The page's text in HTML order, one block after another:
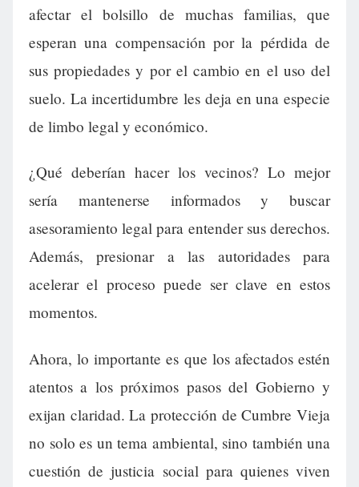
afectar el bolsillo de muchas familias, que
esperan una compensación por la pérdida de
sus propiedades y por el cambio en el uso del
suelo. La incertidumbre les deja en una especie
de limbo legal y económico.
¿Qué deberían hacer los vecinos? Lo mejor
sería mantenerse informados y buscar
asesoramiento legal para entender sus derechos.
Además, presionar a las autoridades para
acelerar el proceso puede ser clave en estos
momentos.
Ahora, lo importante es que los afectados estén
atentos a los próximos pasos del Gobierno y
exijan claridad. La protección de Cumbre Vieja
no solo es un tema ambiental, sino también una
cuestión de justicia social para quienes viven